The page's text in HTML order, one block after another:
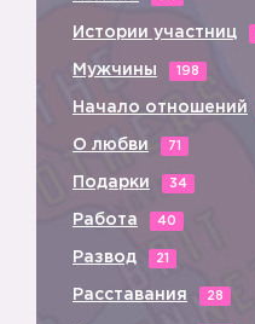
Истории участниц
Мужчины 198
Начало отношений
О любви 71
Подарки 34
Работа 40
Развод 21
Расставания 28